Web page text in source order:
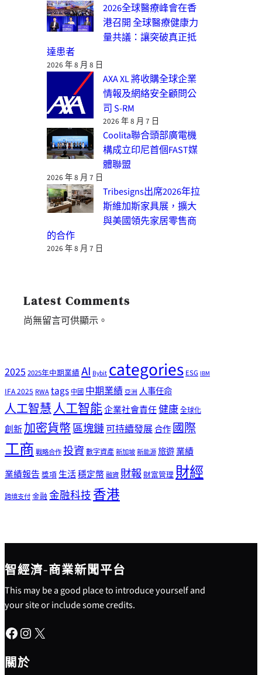
2026全球醫療峰會在香
港召開 全球醫療健康力
量共議：讓突破真正抵
達患者
2026 年 8 月 8 日
AXA XL 將收購全球企業
情報及網絡安全顧問公
司 S-RM
2026 年 8 月 7 日
Coolita聯合頭部廣電機
構成立印尼首個FAST媒
體聯盟
2026 年 8 月 7 日
Tribesigns出席2026年拉
斯維加斯家具展，擴大
與美國領先家居零售商
的合作
2026 年 8 月 7 日
Latest Comments
尚無留言可供顯示。
20252025年中期業績AI Bybitcategories ESG IBM
IFA 2025 RWAtags 中國 中期業績 亞洲 人事任命
人工智慧人工智能企業社會責任健康全球化
創新加密貨幣區塊鏈可持續發展合作國際
工商 戰略合作投資數字資產新加坡新能源旅遊業績
業績報告 獎項生活穩定幣融資 財報 財富管理財經
跨境支付金融 金融科技香港
智經濟-商業新聞平台
This may be a good place to introduce yourself and
your site or include some credits.
Facebook Instagram X
關於